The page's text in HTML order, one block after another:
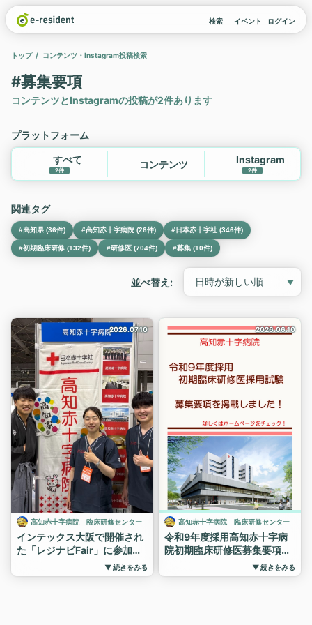
検索 イベント ログイン
トップ コンテンツ・Instagram投稿検索
#募集要項
コンテンツとInstagramの投稿が2件あります
プラットフォーム
すべて
2件
コンテンツ Instagram
2件
関連タグ
#高知県 (36件) #高知赤十字病院 (26件) #日本赤十字社 (346件)
#初期臨床研修 (132件) #研修医 (704件) #募集 (10件)
並べ替え:
2026.07.10
高知赤十字病院 臨床研修センター
インテックス大阪で開催され
た「レジナビFair」に参加し
今回も研修医のうち4名が坂
▼ 続きをみる
2026.06.10
高知赤十字病院 臨床研修センター
令和9年度採用高知赤十字病
院初期臨床研修医募集要項を
詳細は当院のホームページを
▼ 続きをみる